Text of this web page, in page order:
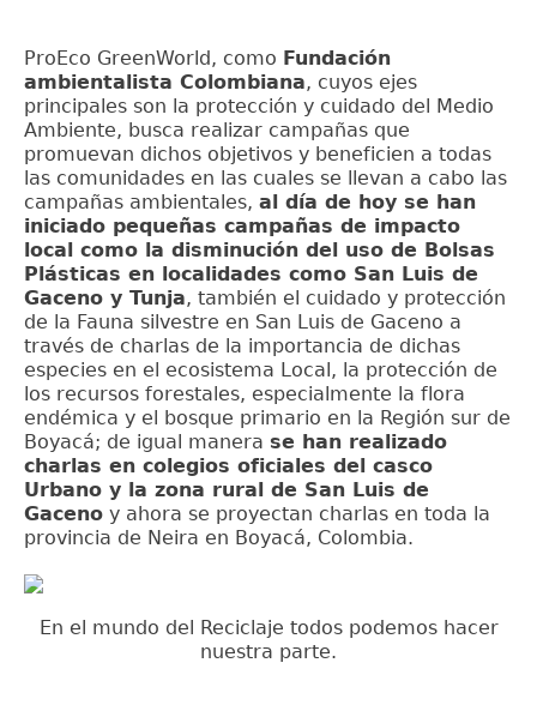
ProEco GreenWorld, como Fundación
ambientalista Colombiana, cuyos ejes
principales son la protección y cuidado del Medio
Ambiente, busca realizar campañas que
promuevan dichos objetivos y beneficien a todas
las comunidades en las cuales se llevan a cabo las
campañas ambientales, al día de hoy se han
iniciado pequeñas campañas de impacto
local como la disminución del uso de Bolsas
Plásticas en localidades como San Luis de
Gaceno y Tunja, también el cuidado y protección
de la Fauna silvestre en San Luis de Gaceno a
través de charlas de la importancia de dichas
especies en el ecosistema Local, la protección de
los recursos forestales, especialmente la flora
endémica y el bosque primario en la Región sur de
Boyacá; de igual manera se han realizado
charlas en colegios oficiales del casco
Urbano y la zona rural de San Luis de
Gaceno y ahora se proyectan charlas en toda la
provincia de Neira en Boyacá, Colombia.
En el mundo del Reciclaje todos podemos hacer
nuestra parte.